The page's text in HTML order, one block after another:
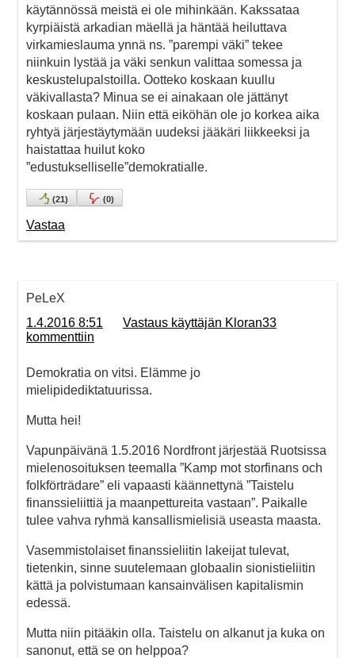
käytännössä meistä ei ole mihinkään. Kakssataa
kyrpiäistä arkadian mäellä ja häntää heiluttava
virkamieslauma ynnä ns. ”parempi väki” tekee
niinkuin lystää ja väki senkun valittaa somessa ja
keskustelupalstoilla. Ootteko koskaan kuullu
väkivallasta? Minua se ei ainakaan ole jättänyt
koskaan pulaan. Niin että eiköhän ole jo korkea aika
ryhtyä järjestäytymään uudeksi jääkäri liikkeeksi ja
haistattaa huilut koko
”edustukselliselle”demokratialle.
(21) (0)
Vastaa
PeLeX
1.4.2016 8:51
Vastaus käyttäjän Kloran33
kommenttiin
Demokratia on vitsi. Elämme jo
mielipidediktatuurissa.
Mutta hei!
Vapunpäivänä 1.5.2016 Nordfront järjestää Ruotsissa
mielenosoituksen teemalla ”Kamp mot storfinans och
folkförträdare” eli vapaasti käännettynä ”Taistelu
finanssieliittiä ja maanpettureita vastaan”. Paikalle
tulee vahva ryhmä kansallismielisiä useasta maasta.
Vasemmistolaiset finanssieliitin lakeijat tulevat,
tietenkin, sinne suutelemaan globaalin sionistieliitin
kättä ja polvistumaan kansainvälisen kapitalismin
edessä.
Mutta niin pitääkin olla. Taistelu on alkanut ja kuka on
sanonut, että se on helppoa?